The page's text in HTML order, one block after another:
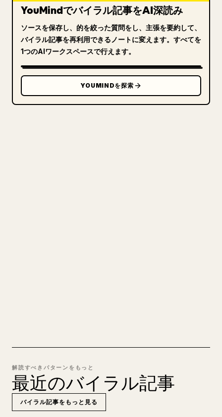
YouMindでバイラル記事をAI深読み
ソースを保存し、的を絞った質問をし、主張を要約して、
バイラル記事を再利用できるノートに変えます。すべてを
1つのAIワークスペースで行えます。
YOUMINDを探索
解読すべきパターンをもっと
最近のバイラル記事
バイラル記事をもっと見る